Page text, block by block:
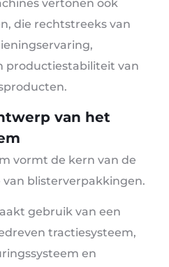
vertonen ook
die rechtstreeks van
productiestabiliteit van
van het
vormt de kern van de
blisterverpakkingen.
gebruik van een
tractiesysteem,
en